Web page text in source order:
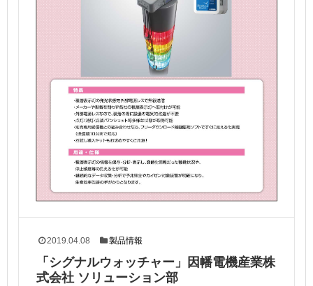
2019.04.08 製品情報
「シグナルウォッチャー」因幡電機産業株
式会社 ソリューション部